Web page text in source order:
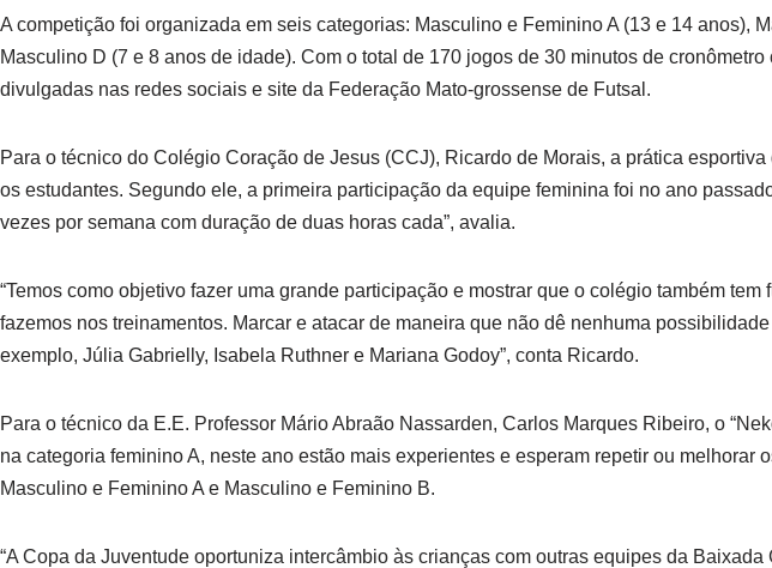
A competição foi organizada em seis categorias: Masculino e Feminino A (13 e 14 anos),
Masculino D (7 e 8 anos de idade). Com o total de 170 jogos de 30 minutos de
divulgadas nas redes sociais e site da Federação Mato-grossense de Futsal.
Para o técnico do Colégio Coração de Jesus (CCJ), Ricardo de Morais, a prática
os estudantes. Segundo ele, a primeira participação da equipe feminina foi no ano
vezes por semana com duração de duas horas cada”, avalia.
“Temos como objetivo fazer uma grande participação e mostrar que o colégio também
fazemos nos treinamentos. Marcar e atacar de maneira que não dê nenhuma
exemplo, Júlia Gabrielly, Isabela Ruthner e Mariana Godoy”, conta Ricardo.
Para o técnico da E.E. Professor Mário Abraão Nassarden, Carlos Marques Ribeiro, o
na categoria feminino A, neste ano estão mais experientes e esperam repetir ou
Masculino e Feminino A e Masculino e Feminino B.
“A Copa da Juventude oportuniza intercâmbio às crianças com outras equipes da